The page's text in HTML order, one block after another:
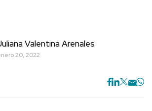
Valentina Arenales
20, 2022